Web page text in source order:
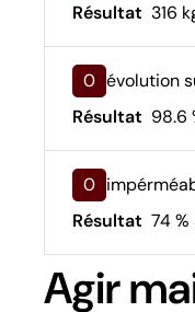
Résultat 316
0 évolution
Résultat 98.6
0
Résultat 74
Agir